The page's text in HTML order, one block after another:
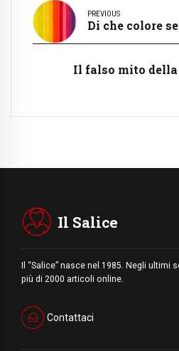
PREVIOUS
Di che colore
Il falso mito
Il Salice
Il “Salice” nasce nel 1985. Negli
più di 2000 articoli online.
Contattaci